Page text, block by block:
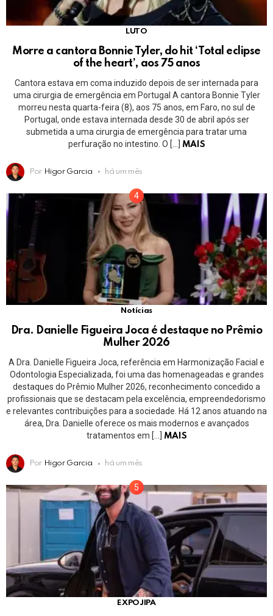
LUTO
Morre a cantora Bonnie Tyler, do hit ‘Total eclipse
of the heart’, aos 75 anos
Cantora estava em coma induzido depois de ser internada para
uma cirurgia de emergência em Portugal A cantora Bonnie Tyler
morreu nesta quarta-feira (8), aos 75 anos, em Faro, no sul de
Portugal, onde estava internada desde 30 de abril após ser
submetida a uma cirurgia de emergência para tratar uma
perfuração no intestino. O […]
MAIS
Por Higor Garcia há um mês
Notícias
Dra. Danielle Figueira Joca é destaque no Prêmio
Mulher 2026
A Dra. Danielle Figueira Joca, referência em Harmonização Facial e
Odontologia Especializada, foi uma das homenageadas e grandes
destaques do Prêmio Mulher 2026, reconhecimento concedido a
profissionais que se destacam pela excelência, empreendedorismo
e relevantes contribuições para a sociedade. Há 12 anos atuando na
área, Dra. Danielle oferece os mais modernos e avançados
tratamentos em […]
MAIS
Por Higor Garcia há um mês
EXPOJIPA